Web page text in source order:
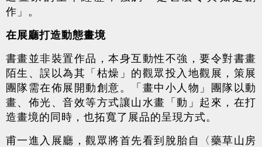
作」。
在展廳打造動態畫境
書畫並非裝置作品，本身互動性不強，要令對書畫
陌生、誤以為其「枯燥」的觀眾投入地觀展，策展
團隊需在佈展開動創意。「畫中小人物」團隊以動
畫、佈光、音效等方式讓山水畫「動」起來，在打
造畫境的同時，也拓寬了展品的呈現方式。
甫一進入展廳，觀眾將首先看到脫胎自〈藥草山房